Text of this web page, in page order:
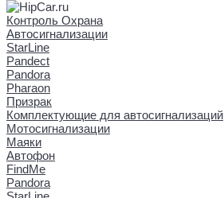
Контроль Охрана
Автосигнализации
StarLine
Pandect
Pandora
Pharaon
Призрак
Комплектующие для автосигнализаций
Мотосигнализации
Маяки
Автофон
FindMe
Pandora